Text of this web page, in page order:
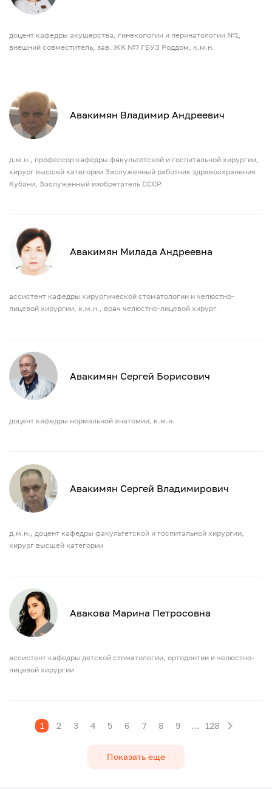
доцент кафедры акушерства, гинекологии и перинатологии №1,
внешний совместитель, зав. ЖК №7 ГБУЗ Роддом, к.м.н.
Авакимян Владимир Андреевич
д.м.н., профессор кафедры факультетской и госпитальной хирургии,
хирург высшей категории Заслуженный работник здравоохранения
Кубани, Заслуженный изобретатель СССР
Авакимян Милада Андреевна
ассистент кафедры хирургической стоматологии и челюстно-
лицевой хирургии, к.м.н., врач челюстно-лицевой хирург
Авакимян Сергей Борисович
доцент кафедры нормальной анатомии, к.м.н.
Авакимян Сергей Владимирович
д.м.н., доцент кафедры факультетской и госпитальной хирургии,
хирург высшей категории
Авакова Марина Петросовна
ассистент кафедры детской стоматологии, ортодонтии и челюстно-
лицевой хирургии
1 2 3 4 5 6 7 8 9 … 128
Показать еще